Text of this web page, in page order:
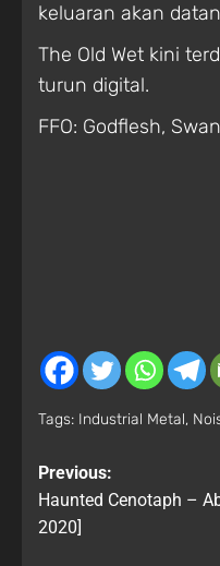
keluaran akan
The Old Wet kini
turun digital.
FFO: Godflesh,
Tags: Industrial Metal,
Previous:
Haunted Cenotaph –
2020]